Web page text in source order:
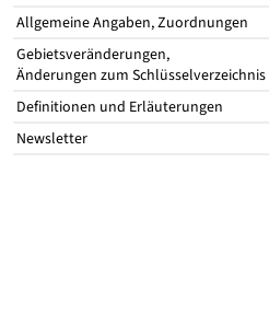
Allgemeine Angaben, Zuordnungen
Gebietsveränderungen,
Änderungen zum Schlüsselverzeichnis
Definitionen und Erläuterungen
Newsletter